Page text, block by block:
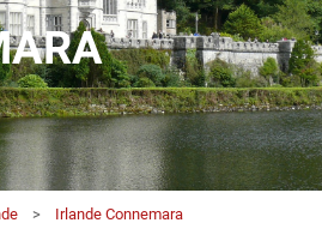
> Irlande Connemara